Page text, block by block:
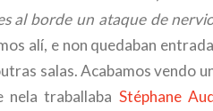
al borde un ataque de
alí, e non quedaban
salas. Acabamos vendo
nela traballaba Stéphane